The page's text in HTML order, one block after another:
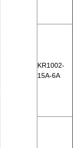
KR1002-
15A-6A